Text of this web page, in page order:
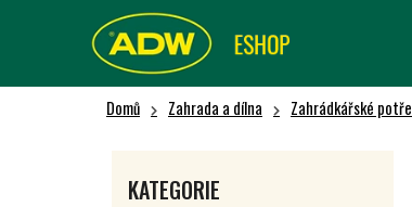
Domů Zahrada a dílna Zahrádkářské
kategorie
KATEGORIE
Í
Zpět
do obchodu
Zpět
do obchodu